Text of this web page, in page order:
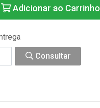
Adicionar ao Carrinho
Consultar